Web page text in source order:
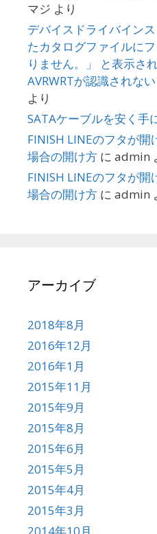
マジ より
デバイスドライバイン
たカタログファイルに
りません。」 と表示さ
AVRWRTが認識されな
より
SATAケーブルを安く手
FINISH LINEのフタが
場合の開け方 に admin
FINISH LINEのフタが
場合の開け方 に admin
アーカイブ
2018年8月
2016年12月
2016年1月
2015年11月
2015年9月
2015年8月
2015年6月
2015年5月
2015年4月
2015年3月